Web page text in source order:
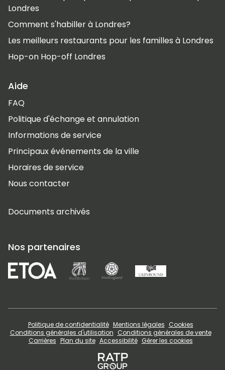
Londres
Comment s'habiller à Londres?
Les meilleurs restaurants pour les familles à Londres
Hop-on Hop-off Londres
Aide
FAQ
Politique d'échange et annulation
Informations de service
Principaux événements de la ville
Horaires de service
Nous contacter
Documents archivés
Nos partenaires
Politique de confidentialité Mentions légales Cookies
Conditions générales d'utilisation Conditions générales de vente
Carrières Plan du site Accessibilité Gérer les cookies